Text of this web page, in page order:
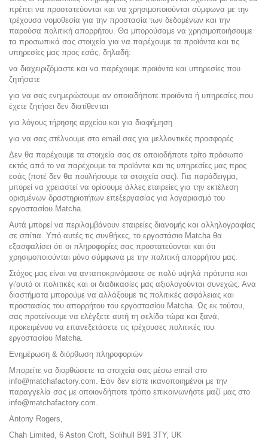
πρέπει να προστατεύονται και να χρησιμοποιούνται σύμφωνα με την
τρέχουσα νομοθεσία για την προστασία των δεδομένων και την
παρούσα πολιτική απορρήτου. Θα μπορούσαμε να χρησιμοποιήσουμε
τα προσωπικά σας στοιχεία για να παρέχουμε τα προϊόντα και τις
υπηρεσίες μας προς εσάς, δηλαδή:
να διαχειριζόμαστε και να παρέχουμε προϊόντα και υπηρεσίες που
ζητήσατε
για να σας ενημερώσουμε αν οποιαδήποτε προϊόντα ή υπηρεσίες που
έχετε ζητήσει δεν διατίθενται
για λόγους τήρησης αρχείου και για διαφήμηση
για να σας στέλνουμε στο email σας για μελλοντικές προσφορές
Δεν θα παρέχουμε τα στοιχεία σας σε οποιοδήποτε τρίτο πρόσωπο
εκτός από το να παρέχουμε τα προϊόντα και τις υπηρεσίες μας προς
εσάς (ποτέ δεν θα πουλήσουμε τα στοιχεία σας). Για παράδειγμα,
μπορεί να χρειαστεί να ορίσουμε άλλες εταιρείες για την εκτέλεση
ορισμένων δραστηριοτήτων επεξεργασίας για λογαριασμό του
εργοστασίου Matcha.
Αυτά μπορεί να περιλαμβάνουν εταιρείες διανομής και αλληλογραφίας
σε σπίτια. Υπό αυτές τις συνθήκες, το εργοστάσιο Matcha θα
εξασφαλίσει ότι οι πληροφορίες σας προστατεύονται και ότι
χρησιμοποιούνται μόνο σύμφωνα με την πολιτική απορρήτου μας.
Στόχος μας είναι να ανταποκρινόμαστε σε πολύ υψηλά πρότυπα και
γι'αυτό οι πολιτικές και οι διαδικασίες μας αξιολογούνται συνεχώς. Ανα
διαστήματα μπορούμε να αλλάξουμε τις πολιτικές ασφάλειας και
προστασίας του απορρήτου του εργοστασίου Matcha. Ως εκ τούτου,
σας προτείνουμε να ελέγξετε αυτή τη σελίδα τώρα και ξανά,
προκειμένου να επανεξετάσετε τις τρέχουσες πολιτικές του
εργοστασίου Matcha.
Ενημέρωση & διόρθωση πληροφοριών
Μπορείτε να διορθώσετε τα στοιχεία σας μέσω email στο
info@matchafactory.com. Εάν δεν είστε ικανοποιημένοι με την
παραγγελία σας με οποιονδήποτε τρόπο επικοινωνήστε μαζί μας στο
info@matchafactory.com.
Antony Rogers,
Chah Limited, 6 Aston Croft, Solihull B91 3TY, UK